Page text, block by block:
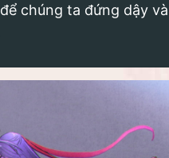
chúng ta đứng dậy